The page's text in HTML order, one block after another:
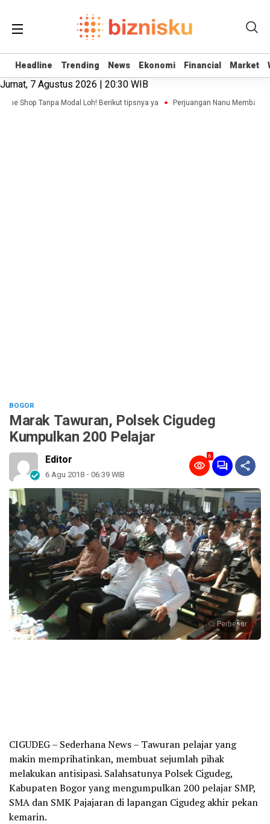
Headline Trending News Ekonomi Financial Market
Headline Trending News Ekonomi Financial Market
Jumat, 7 Agustus 2026 | 20:30 WIB
Shop Tanpa Modal Loh! Berikut tipsnya ya Perjuangan Nanu
BOGOR
Marak Tawuran, Polsek Cigudeg
Kumpulkan 200 Pelajar
Editor
6 Agu 2018 - 06:39 WIB
6
Perbesar
CIGUDEG – Sederhana News – Tawuran pelajar yang
makin memprihatinkan, membuat sejumlah pihak
melakukan antisipasi. Salahsatunya Polsek Cigudeg,
Kabupaten Bogor yang mengumpulkan 200 pelajar SMP,
SMA dan SMK Pajajaran di lapangan Cigudeg akhir pekan
kemarin.